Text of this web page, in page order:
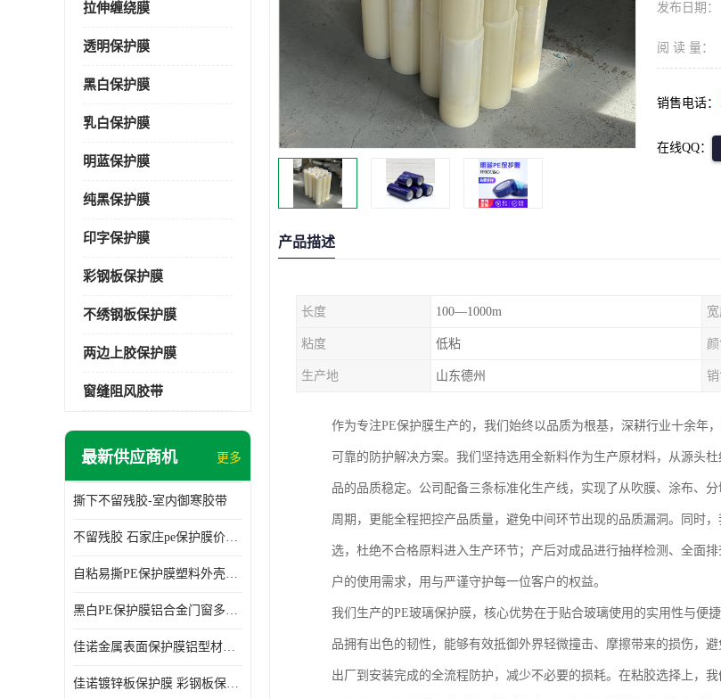
拉伸缠绕膜
透明保护膜
黑白保护膜
乳白保护膜
明蓝保护膜
纯黑保护膜
印字保护膜
彩钢板保护膜
不绣钢板保护膜
两边上胶保护膜
窗缝阻风胶带
最新供应商机 更多
撕下不留残胶-室内御寒胶带
不留残胶 石家庄pe保护膜价格 塑料薄膜
自粘易撕PE保护膜塑料外壳导光板亚克力板膜操作方便
黑白PE保护膜铝合金门窗多种颜色支持定制生产
佳诺金属表面保护膜铝型材保护膜不留残胶铝合金窗框保护胶带
佳诺镀锌板保护膜 彩钢板保护pe保护膜
发布日期：
阅 读 量：
销售电话：
在线QQ：
产品描述
长度 100—1000m
粘度 低粘
生产地 山东德州
作为专注PE保护膜生产的，我们始终以品质为根基，深耕行业十余年
可靠的防护解决方案。我们坚持选用全新料作为生产原材料，从源头
品的品质稳定。公司配备三条标准化生产线，实现了从吹膜、涂布、
周期，更能全程把控产品质量，避免中间环节出现的品质漏洞。同时
选，杜绝不合格原料进入生产环节；产后对成品进行抽样检测、全面
户的使用需求，用与严谨守护每一位客户的权益。
我们生产的PE玻璃保护膜，核心优势在于贴合玻璃使用的实用性与便
品拥有出色的韧性，能够有效抵御外界轻微撞击、摩擦带来的损伤，
出厂到安装完成的全流程防护，减少不必要的损耗。在粘胶选择上，